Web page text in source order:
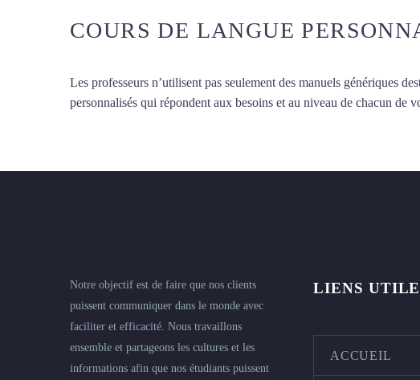
COURS DE LANGUE
Les professeurs n’utilisent pas seulement des manuels génériques
personnalisés qui répondent aux besoins et au niveau de chacun de
Notre objectif est de faire que nos clients
puissent communiquer dans le monde avec
faciliter et efficacité. Nous travaillons
ensemble et partageons les cultures et les
informations afin que nos étudiants puissent
LIENS
ACCUEIL